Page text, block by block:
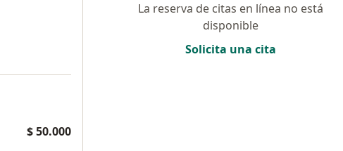
$ 50.000
La reserva de citas en línea no está
disponible
Solicita una cita